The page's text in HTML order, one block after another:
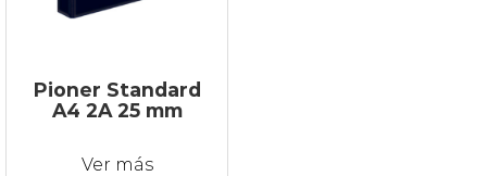
Pioner Standard
A4 2A 25 mm
Ver más